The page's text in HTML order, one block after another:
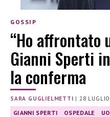
GOSSIP
“Ho affrontato
Gianni Sperti
la conferma
SARA GUGLIELMETTI | 28
GIANNI SPERTI OSPEDALE